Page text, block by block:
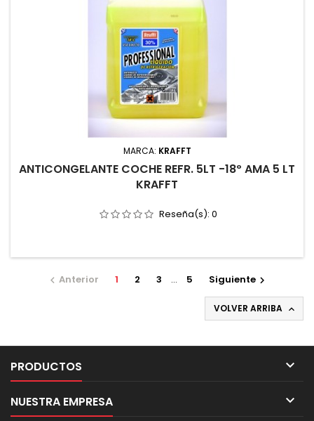
MARCA: KRAFFT
ANTICONGELANTE COCHE REFR. 5LT -18º AMA 5 LT
KRAFFT
Reseña(s): 0
 Anterior 1 2 3 … 5 Siguiente
VOLVER ARRIBA 
PRODUCTOS 
NUESTRA EMPRESA 